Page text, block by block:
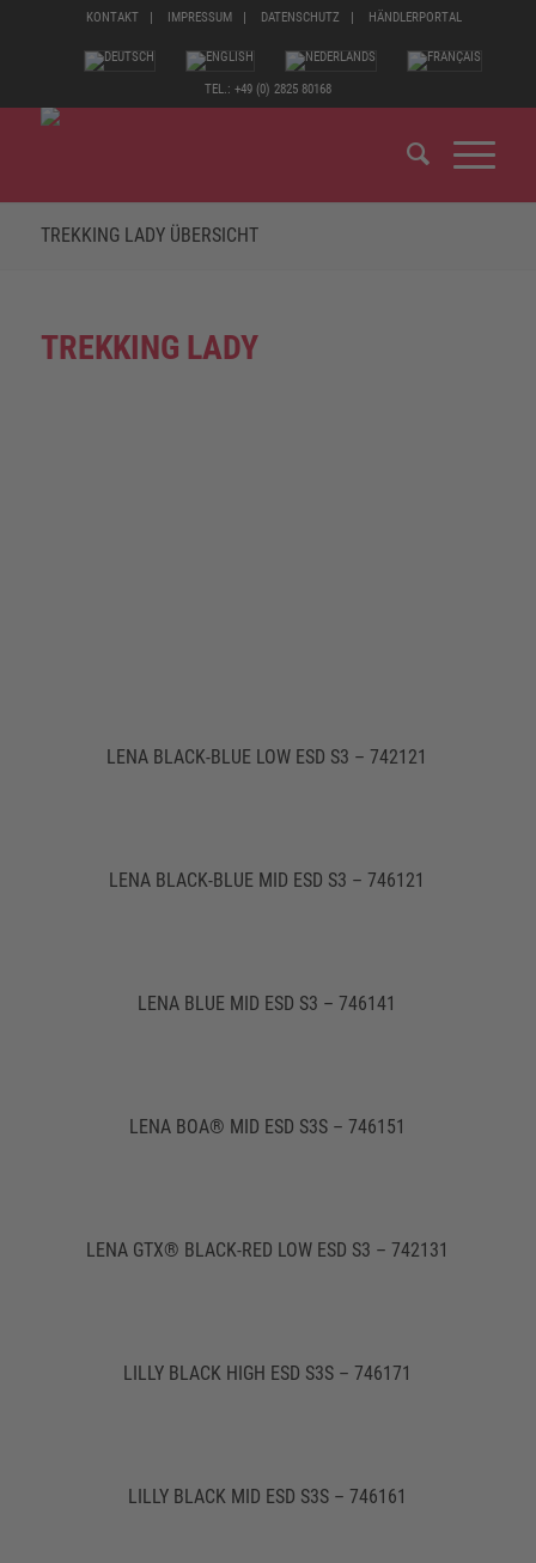
KONTAKT IMPRESSUM DATENSCHUTZ HÄNDLERPORTAL
TEL.: +49 (0) 2825 80168
TREKKING LADY ÜBERSICHT
TREKKING LADY
LENA BLACK-BLUE LOW ESD S3 – 742121
LENA BLACK-BLUE MID ESD S3 – 746121
LENA BLUE MID ESD S3 – 746141
LENA BOA® MID ESD S3S – 746151
LENA GTX® BLACK-RED LOW ESD S3 – 742131
LILLY BLACK HIGH ESD S3S – 746171
LILLY BLACK MID ESD S3S – 746161